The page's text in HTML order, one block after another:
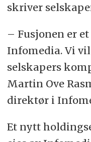
skriver
– Fusjonen er
Infomedia. Vi
selskapers
Martin Ove
direktør i
Et nytt